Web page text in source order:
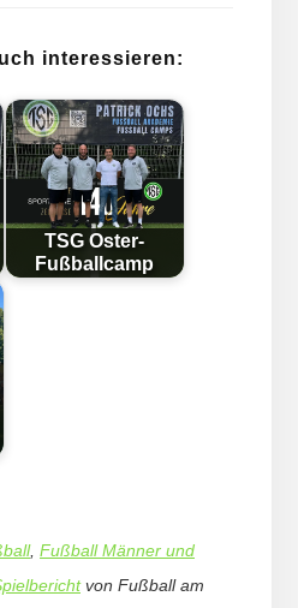
interessieren:
TSG Oster-
Fußballcamp
, Fußball Männer und
von Fußballam